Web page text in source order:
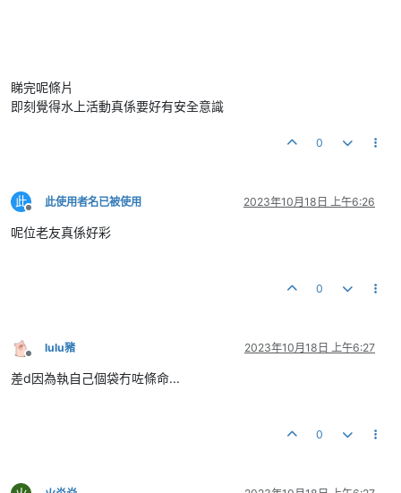
睇完呢條片
即刻覺得水上活動真係要好有安全意識
0
此
離線
此使用者名已被使用 2023年10月18日 上午6:26
呢位老友真係好彩
0
離線
lulu豬 2023年10月18日 上午6:27
差d因為執自己個袋冇咗條命...
0